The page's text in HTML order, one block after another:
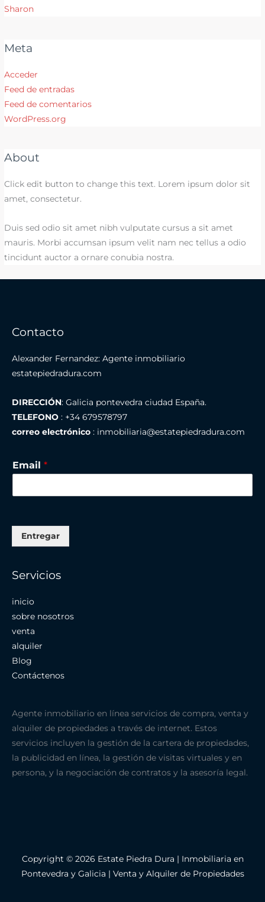
Sharon
Meta
Acceder
Feed de entradas
Feed de comentarios
WordPress.org
About
Click edit button to change this text. Lorem ipsum dolor sit
amet, consectetur.
Duis sed odio sit amet nibh vulputate cursus a sit amet
mauris. Morbi accumsan ipsum velit nam nec tellus a odio
tincidunt auctor a ornare conubia nostra.
Contacto
Alexander Fernandez: Agente inmobiliario
estatepiedradura.com
DIRECCIÓN: Galicia pontevedra ciudad España.
TELEFONO : +34 679578797
correo electrónico : inmobiliaria@estatepiedradura.com
Email *
Entregar
Servicios
inicio
sobre nosotros
venta
alquiler
Blog
Contáctenos
Agente inmobiliario en línea servicios de compra, venta y
alquiler de propiedades a través de internet. Estos
servicios incluyen la gestión de la cartera de propiedades,
la publicidad en línea, la gestión de visitas virtuales y en
persona, y la negociación de contratos y la asesoría legal.
Copyright © 2026 Estate Piedra Dura | Inmobiliaria en
Pontevedra y Galicia | Venta y Alquiler de Propiedades